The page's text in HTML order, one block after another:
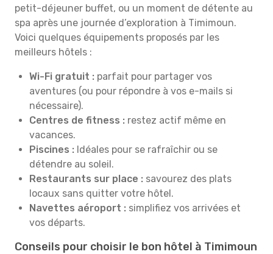
petit-déjeuner buffet, ou un moment de détente au
spa après une journée d’exploration à Timimoun.
Voici quelques équipements proposés par les
meilleurs hôtels :
Wi-Fi gratuit : parfait pour partager vos
aventures (ou pour répondre à vos e-mails si
nécessaire).
Centres de fitness : restez actif même en
vacances.
Piscines : Idéales pour se rafraîchir ou se
détendre au soleil.
Restaurants sur place : savourez des plats
locaux sans quitter votre hôtel.
Navettes aéroport : simplifiez vos arrivées et
vos départs.
Conseils pour choisir le bon hôtel à Timimoun